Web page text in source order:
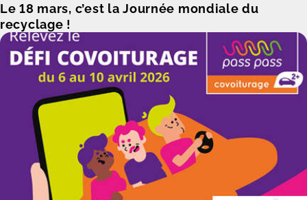
Le 18 mars, c’est la Journée mondiale du
recyclage !